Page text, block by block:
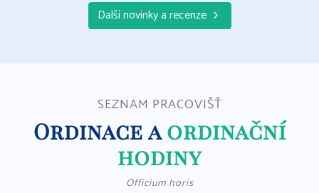
Další novinky a recenze
SEZNAM PRACOVIŠŤ
Ordinace aordinační
hodiny
Officium horis